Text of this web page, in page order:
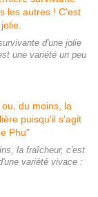
d'une jolie
une variété un peu
la fraîcheur, c'est
variété vivace :